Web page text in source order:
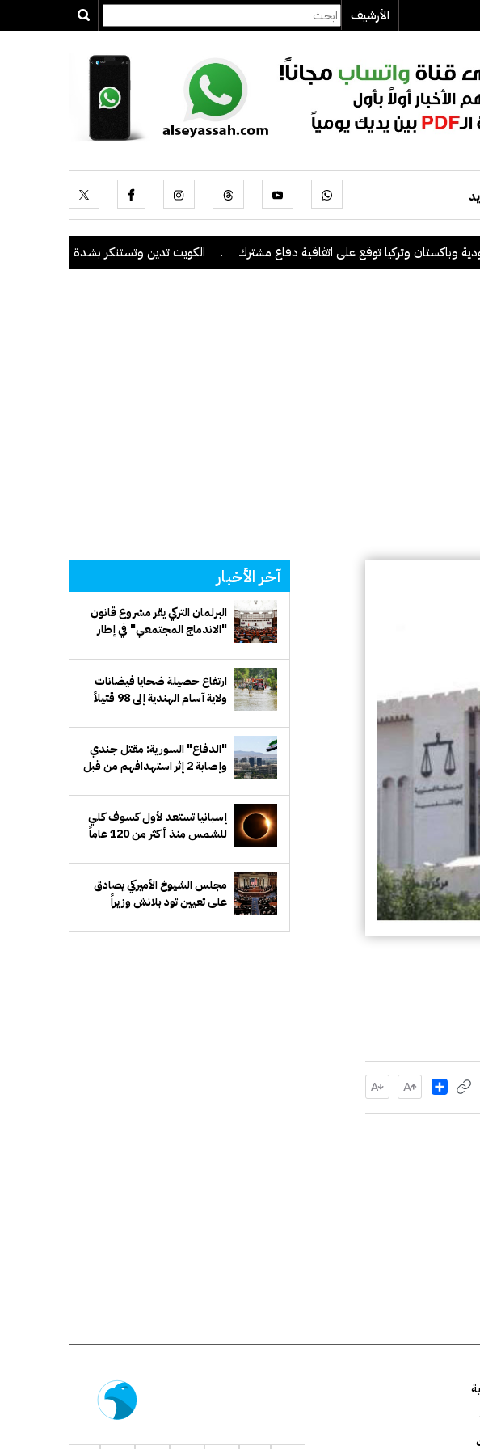
الأرشيف
وتركيا توقع على اتفاقية دفاع مشترك . الكويت تدين وتستنكر بشدة اعتداءات ميليشيا
Share
آخر الأخبار
البرلمان التركي يقر مشروع قانون
"الاندماج المجتمعي" في إطار
ارتفاع حصيلة ضحايا فيضانات
ولاية آسام الهندية إلى 98 قتيلاً
"الدفاع" السورية: مقتل جندي
وإصابة 2 إثر استهدافهم من قبل
إسبانيا تستعد لأول كسوف كلي
للشمس منذ أكثر من 120 عاماً
مجلس الشيوخ الأميركي يصادق
على تعيين تود بلانش وزيراً